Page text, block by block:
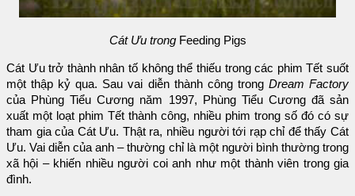
Cát Ưu trongFeeding Pigs
Cát Ưu trở thành nhân tố không thể thiếu trong các phim Tết suốt
một thập kỷ qua. Sau vai diễn thành công trong Dream Factory
của Phùng Tiểu Cương năm 1997, Phùng Tiểu Cương đã sản
xuất một loạt phim Tết thành công, nhiều phim trong số đó có sự
tham gia của Cát Ưu. Thật ra, nhiều người tới rạp chỉ để thấy Cát
Ưu. Vai diễn của anh – thường chỉ là một người bình thường trong
xã hội – khiến nhiều người coi anh như một thành viên trong gia
đình.